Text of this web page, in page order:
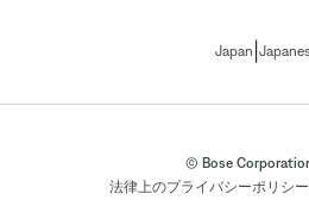
Japan
© Bose
法律上のプライバシーポリシー